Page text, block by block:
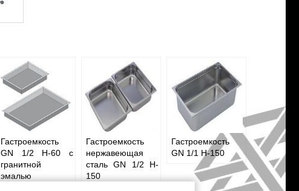
Гастроемкость
GN 1/2 H-60 с
гранитной
эмалью
Гастроемкость
нержавеющая
сталь GN 1/2 H-
150
Гастроемкость
GN 1/1 H-150